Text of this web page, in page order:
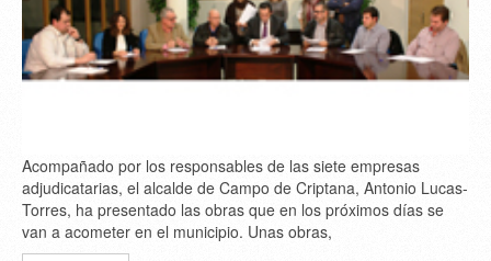
Acompañado por los responsables de las siete empresas
adjudicatarias, el alcalde de Campo de Criptana, Antonio Lucas-
Torres, ha presentado las obras que en los próximos días se
van a acometer en el municipio. Unas obras,